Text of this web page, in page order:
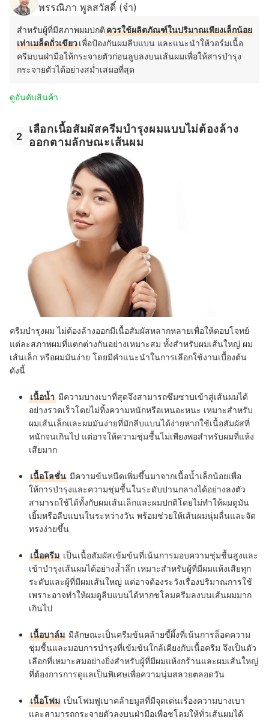
พรรณิภา พูลสวัสดิ์ (จ๋า)
สำหรับผู้ที่มีสภาพผมปกติควรใช้ผลิตภัณฑ์ในปริมาณเพียงเล็กน้อย
เท่าเมล็ดถั่วเขียวเพื่อป้องกันผมลีบแบน และแนะนำให้วอร์มเนื้อ
ครีมบนฝ่ามือให้กระจายตัวก่อนลูบลงบนเส้นผมเพื่อให้สารบำรุง
กระจายตัวได้อย่างสม่ำเสมอที่สุด
ดูอันดับสินค้า
2
เลือกเนื้อสัมผัสครีมบํารุงผมแบบไม่ต้องล้าง
ออกตามลักษณะเส้นผม
ครีมบํารุงผม ไม่ต้องล้างออกมีเนื้อสัมผัสหลากหลายเพื่อให้ตอบโจทย์
แต่ละสภาพผมที่แตกต่างกันอย่างเหมาะสม ทั้งสำหรับผมเส้นใหญ่ ผม
เส้นเล็ก หรือผมมันง่าย โดยมีคำแนะนำในการเลือกใช้งานเบื้องต้น
ดังนี้
เนื้อน้ำ มีความบางเบาที่สุดจึงสามารถซึมซาบเข้าสู่เส้นผมได้
อย่างรวดเร็วโดยไม่ทิ้งความหนักหรือเหนอะหนะ เหมาะสำหรับ
ผมเส้นเล็กและผมมันง่ายที่มักลีบแบนได้ง่ายหากใช้เนื้อสัมผัสที่
หนักจนเกินไป แต่อาจให้ความชุ่มชื้นไม่เพียงพอสำหรับผมที่แห้ง
เสียมาก
เนื้อโลชั่น มีความข้นหนืดเพิ่มขึ้นมาจากเนื้อน้ำเล็กน้อยเพื่อ
ให้การบำรุงและความชุ่มชื้นในระดับปานกลางได้อย่างลงตัว
สามารถใช้ได้ทั้งกับผมเส้นเล็กและผมปกติโดยไม่ทำให้ผมดูมัน
เยิ้มหรือลีบแบนในระหว่างวัน พร้อมช่วยให้เส้นผมนุ่มลื่นและจัด
ทรงง่ายขึ้น
เนื้อครีม เป็นเนื้อสัมผัสเข้มข้นที่เน้นการมอบความชุ่มชื้นสูงและ
เข้าบำรุงเส้นผมได้อย่างล้ำลึก เหมาะสำหรับผู้ที่มีผมแห้งเสียทุก
ระดับและผู้ที่มีผมเส้นใหญ่ แต่อาจต้องระวังเรื่องปริมาณการใช้
เพราะอาจทำให้ผมดูลีบแบนได้หากชโลมครีมลงบนเส้นผมมาก
เกินไป
เนื้อบาล์ม มีลักษณะเป็นครีมข้นคล้ายขี้ผึ้งที่เน้นการล็อคความ
ชุ่มชื้นและมอบการบำรุงที่เข้มข้นใกล้เคียงกับเนื้อครีม จึงเป็นตัว
เลือกที่เหมาะสมอย่างยิ่งสำหรับผู้ที่มีผมแห้งกร้านและผมเส้นใหญ่
ที่ต้องการการดูแลเป็นพิเศษเพื่อความนุ่มสลวยตลอดวัน
เนื้อโฟม เป็นโฟมฟูเบาคล้ายมูสที่มีจุดเด่นเรื่องความบางเบา
และสามารถกระจายตัวลงบนฝ่ามือเพื่อชโลมให้ทั่วเส้นผมได้